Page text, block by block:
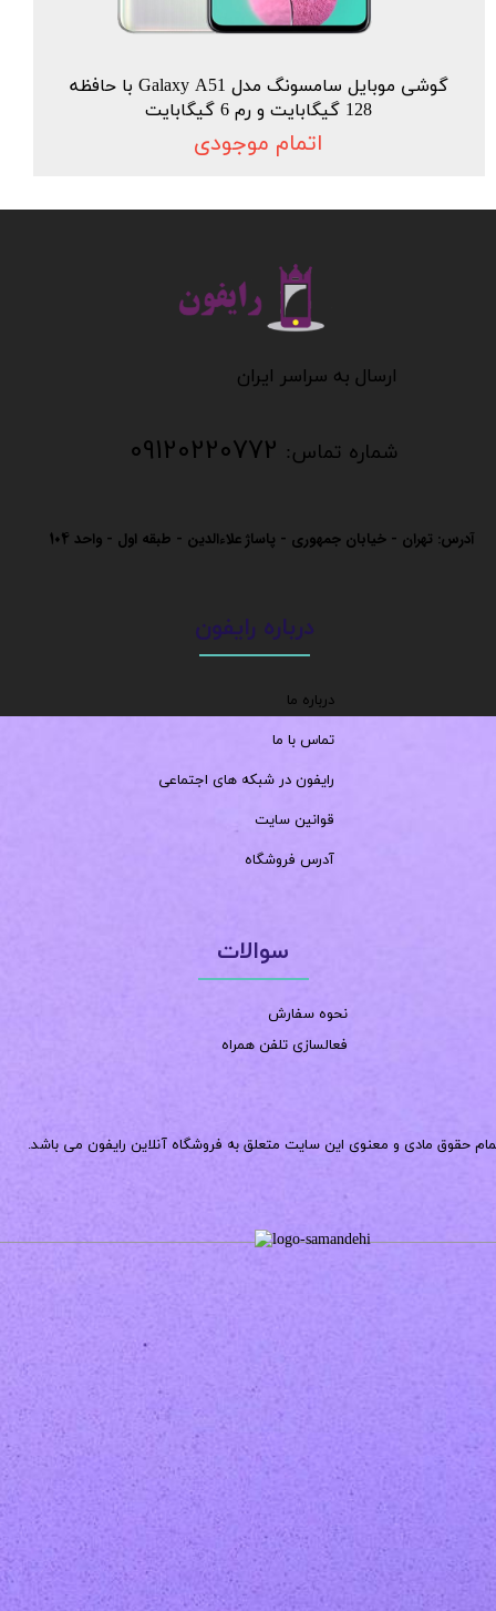
گوشی موبایل سامسونگ مدل Galaxy A51 با حافظه
128 گیگابایت و رم 6 گیگابایت
اتمام موجودی
​​​​​​ارسال به سراسر ایران
شماره تماس: 09120220772
آدرس: تهران - خیابان جمهوری - پاساژ علاءالدین - طبقه اول - واحد 104
سوالات
نحوه سفارش
فعالسازی تلفن همراه
حقوق مادی و معنوی این سایت متعلق به فروشگاه آنلاین رایفون می باشد.
درباره رایفون
درباره ما
تماس با ما
رایفون در شبکه های اجتماعی
قوانین سایت
آدرس فروشگاه